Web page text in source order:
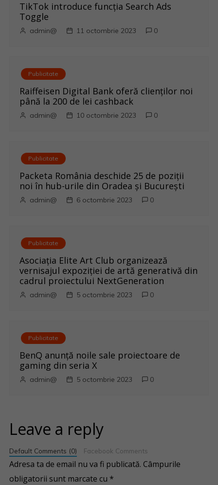
TikTok introduce funcția Search Ads
Toggle
admin@ 11 octombrie 2023 0
Publicitate
Raiffeisen Digital Bank oferă clienților noi
până la 200 de lei cashback
admin@ 10 octombrie 2023 0
Publicitate
Packeta România deschide 25 de poziții
noi în hub-urile din Oradea și București
admin@ 6 octombrie 2023 0
Publicitate
Asociația Elite Art Club organizează
vernisajul expoziției de artă generativă din
cadrul proiectului NextGeneration
admin@ 5 octombrie 2023 0
Publicitate
BenQ anunţă noile sale proiectoare de
gaming din seria X
admin@ 5 octombrie 2023 0
Leave a reply
Default Comments (0) Facebook Comments
Adresa ta de email nu va fi publicată. Câmpurile
obligatorii sunt marcate cu *